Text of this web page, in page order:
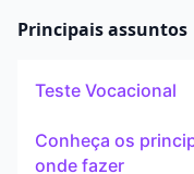
Principais assuntos
Teste Vocacional
Conheça os
onde fazer